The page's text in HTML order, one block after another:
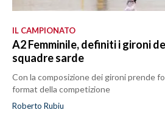
IL CAMPIONATO
A2 Femminile, definiti i gironi
squadre sarde
Con la composizione dei gironi prende
format della competizione
Roberto Rubiu